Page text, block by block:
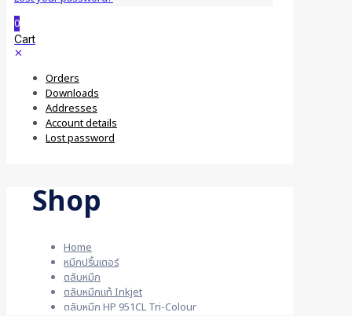
0
Cart
✕
Orders
Downloads
Addresses
Account details
Lost password
Shop
Home
หมึกปริ้นเตอร์
ตลับหมึก
ตลับหมึกแท้ Inkjet
ตลับหมึก HP 951CL Tri-Colour